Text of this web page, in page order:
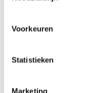
Voorkeuren
Statistieken
Marketing